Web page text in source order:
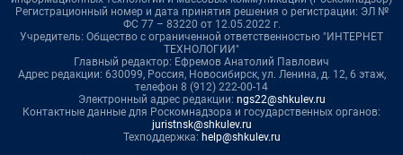
Регистрационный номер и дата принятия решения о регистрации: ЭЛ №
ФС 77 – 83220 от 12.05.2022 г.
Учредитель: Общество с ограниченной ответственностью "ИНТЕРНЕТ
ТЕХНОЛОГИИ"
Главный редактор: Ефремов Анатолий Павлович
Адрес редакции: 630099, Россия, Новосибирск, ул. Ленина, д. 12, 6 этаж,
телефон 8 (912) 222-00-14
Электронный адрес редакции: ngs22@shkulev.ru
Контактные данные для Роскомнадзора и государственных органов:
juristnsk@shkulev.ru
Техподдержка: help@shkulev.ru